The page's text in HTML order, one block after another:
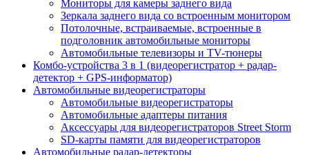
Мониторы для камеры заднего вида
Зеркала заднего вида со встроенным монитором
Потолочные, встраиваемые, встроенные в
подголовник автомобильные мониторы
Автомобильные телевизоры и TV-тюнеры
Комбо-устройства 3 в 1 (видеорегистратор + радар-
детектор + GPS-информатор)
Автомобильные видеорегистраторы
Автомобильные видеорегистраторы
Автомобильные адаптеры питания
Аксессуары для видеорегистраторов Street Storm
SD-карты памяти для видеорегистраторов
Автомобильные радар-детекторы